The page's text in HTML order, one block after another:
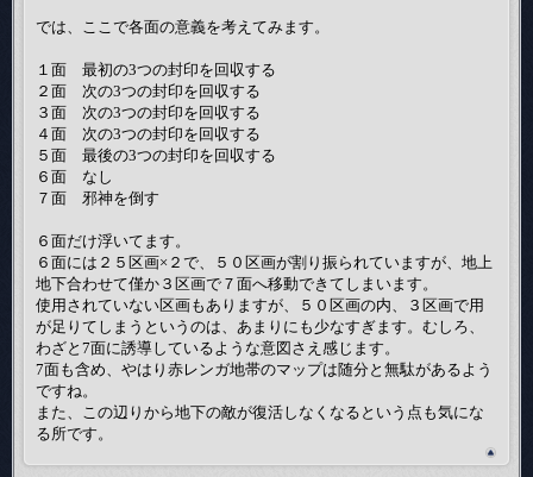
では、ここで各面の意義を考えてみます。
１面 最初の3つの封印を回収する
２面 次の3つの封印を回収する
３面 次の3つの封印を回収する
４面 次の3つの封印を回収する
５面 最後の3つの封印を回収する
６面 なし
７面 邪神を倒す
６面だけ浮いてます。
６面には２５区画×２で、５０区画が割り振られていますが、地上
地下合わせて僅か３区画で７面へ移動できてしまいます。
使用されていない区画もありますが、５０区画の内、３区画で用
が足りてしまうというのは、あまりにも少なすぎます。むしろ、
わざと7面に誘導しているような意図さえ感じます。
7面も含め、やはり赤レンガ地帯のマップは随分と無駄があるよう
ですね。
また、この辺りから地下の敵が復活しなくなるという点も気にな
る所です。